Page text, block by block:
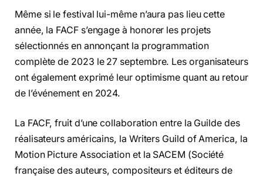
Même si le festival lui-même n’aura pas lieu cette
année, la FACF s’engage à honorer les projets
sélectionnés en annonçant la programmation
complète de 2023 le 27 septembre. Les organisateurs
ont également exprimé leur optimisme quant au retour
de l’événement en 2024.
La FACF, fruit d’une collaboration entre la Guilde des
réalisateurs américains, la Writers Guild of America, la
Motion Picture Association et la SACEM (Société
française des auteurs, compositeurs et éditeurs de